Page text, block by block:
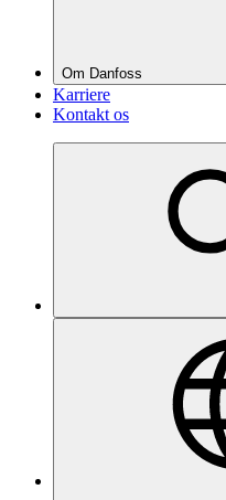
Om Danfoss
Karriere
Kontakt os